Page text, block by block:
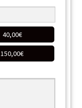
40,00€
150,00€